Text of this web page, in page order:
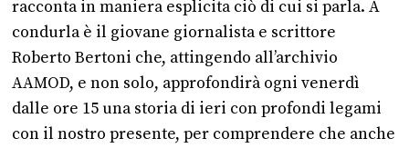
racconta in maniera esplicita ciò di cui si parla. A
condurla è il giovane giornalista e scrittore
Roberto Bertoni che, attingendo all’archivio
AAMOD, e non solo, approfondirà ogni venerdì
dalle ore 15 una storia di ieri con profondi legami
con il nostro presente, per comprendere che anche